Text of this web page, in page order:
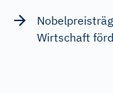
Wirtschaft